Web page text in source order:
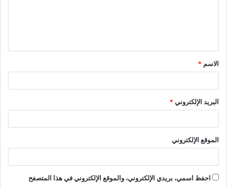
ق
*الاسم *
البريد الإلكتروني *
الموقع الإلكتروني
احفظ اسمي، بريدي الإلكتروني، والموقع الإلكتروني في هذا المتصفح